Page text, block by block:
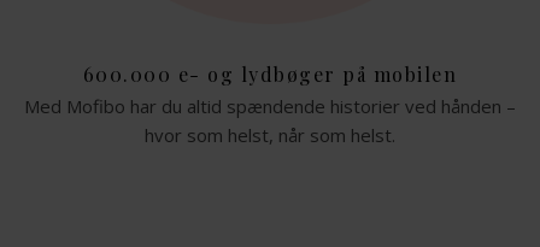
600.000 e- og lydbøger på mobilen
Med Mofibo har du altid spændende historier ved hånden –
hvor som helst, når som helst.